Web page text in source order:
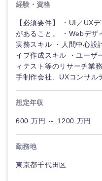
経験・資格
【必須要件】 ・UI／UX
があること。 ・Webデザ
実務スキル ・人間中心設
イプ作成スキル ・ユーザ
ィテスト等のリサーチ業
手制作会社、UXコンサル
想定年収
600 万円 ～ 1200 万円
勤務地
東京都千代田区